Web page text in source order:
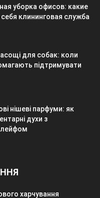
уборка офисов: какие
клининговая служба
для собак: коли
підтримувати
нішеві парфуми: як
духи з
харчування